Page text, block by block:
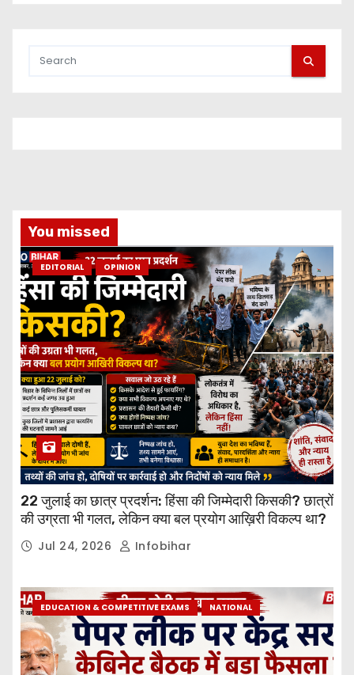
You missed
EDITORIAL OPINION
22 जुलाई का छात्र प्रदर्शन: हिंसा की जिम्मेदारी किसकी? छात्रों
की उग्रता भी गलत, लेकिन क्या बल प्रयोग आख़िरी विकल्प था?
Jul 24, 2026 Infobihar
EDUCATION & COMPETITIVE EXAMS NATIONAL